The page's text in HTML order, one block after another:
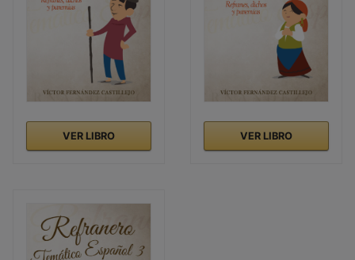
VER LIBRO VER LIBRO